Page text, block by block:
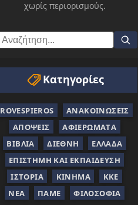
χωρίς περιορισμούς.
Κατηγορίες
ROVESPIEROS
ΑΝΑΚΟΙΝΏΣΕΙΣ
ΑΠΌΨΕΙΣ
ΑΦΙΕΡΏΜΑΤΑ
ΒΙΒΛΊΑ
ΔΙΕΘΝΉ
ΕΛΛΆΔΑ
ΕΠΙΣΤΉΜΗ ΚΑΙ ΕΚΠΑΊΔΕΥΣΗ
ΙΣΤΟΡΊΑ
ΚΊΝΗΜΑ
ΚΚΕ
ΝΈΑ
ΠΑΜΕ ΦΙΛΟΣΟΦΊΑ